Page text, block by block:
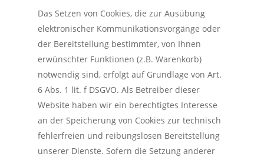
Das Setzen von Cookies, die zur Ausübung
elektronischer Kommunikationsvorgänge oder
der Bereitstellung bestimmter, von Ihnen
erwünschter Funktionen (z.B. Warenkorb)
notwendig sind, erfolgt auf Grundlage von Art.
6 Abs. 1 lit. f DSGVO. Als Betreiber dieser
Website haben wir ein berechtigtes Interesse
an der Speicherung von Cookies zur technisch
fehlerfreien und reibungslosen Bereitstellung
unserer Dienste. Sofern die Setzung anderer